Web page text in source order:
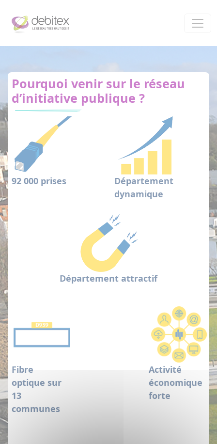
Pourquoi venir sur le réseau
d’initiative publique ?
92 000 prises
Département
dynamique
Département attractif
Fibre
optique sur
13
communes
Activité
économique
forte